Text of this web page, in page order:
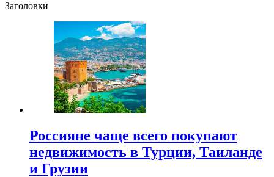
Заголовки
Россияне чаще всего покупают
недвижимость в Турции, Таиланде
и Грузии